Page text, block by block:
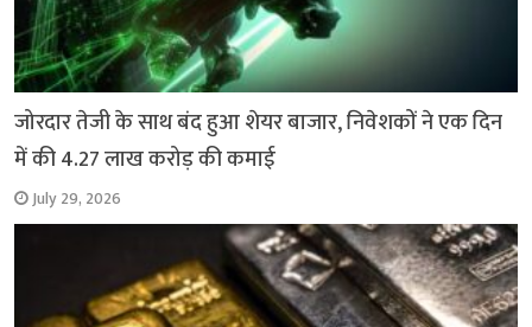
जोरदार तेजी के साथ बंद हुआ शेयर बाजार, निवेशकों ने एक दिन
में की 4.27 लाख करोड़ की कमाई
July 29, 2026